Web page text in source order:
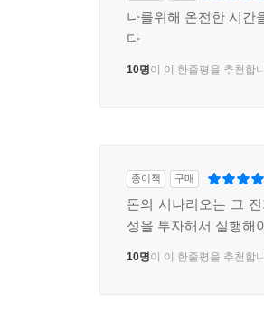
나를위해 온전한 시간
다
10명이 이 한줄평을 추천합
종이책 구매
돈의 시나리오는 그
성을 투자해서 실행해
10명이 이 한줄평을 추천합